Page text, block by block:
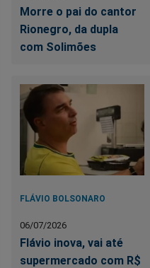
Morre o pai do cantor
Rionegro, da dupla
com Solimões
FLÁVIO BOLSONARO
06/07/2026
Flávio inova, vai até
supermercado com R$